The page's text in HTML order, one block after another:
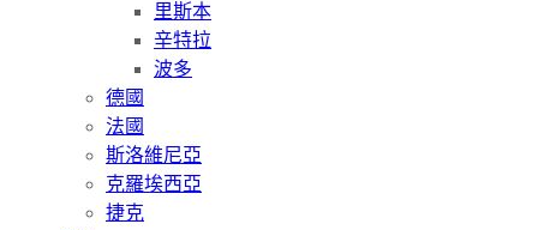
里斯本
辛特拉
波多
德國
法國
斯洛維尼亞
克羅埃西亞
捷克